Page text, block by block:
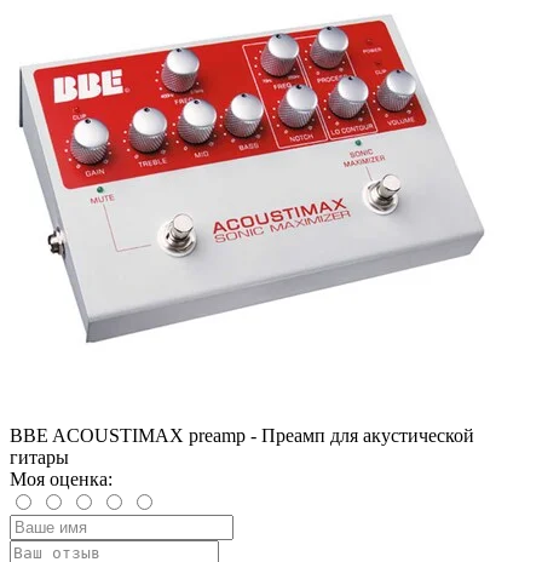
BBE ACOUSTIMAX preamp - Преамп для акустической
гитары
Моя оценка: